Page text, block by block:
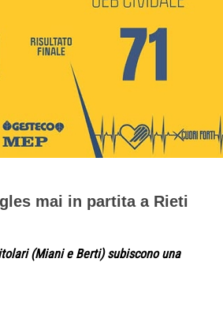
mai in partita a Rieti
(Miani e Berti) subiscono una